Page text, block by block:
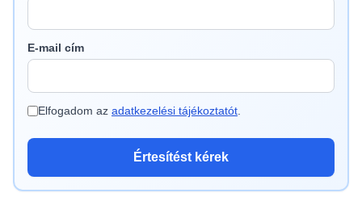
E-mail cím
Elfogadom az adatkezelési tájékoztatót
Értesítést kérek